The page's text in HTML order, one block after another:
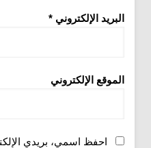
البريد الإلكتروني *
الموقع الإلكتروني
احفظ اسمي، بريدي